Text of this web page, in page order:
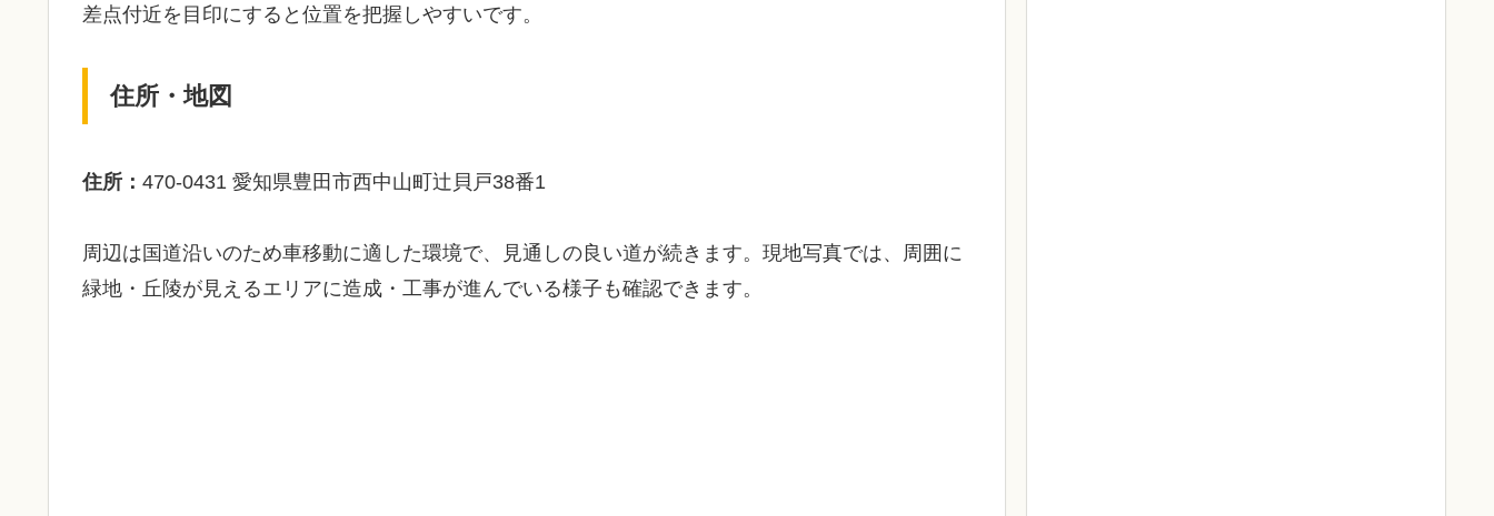
差点付近を目印にすると位置を把握しやすいです。
住所・地図
住所： 470-0431 愛知県豊田市西中山町辻貝戸38番1
周辺は国道沿いのため車移動に適した環境で、見通しの良い道が続きます。現地写真では、周囲に
緑地・丘陵が見えるエリアに造成・工事が進んでいる様子も確認できます。